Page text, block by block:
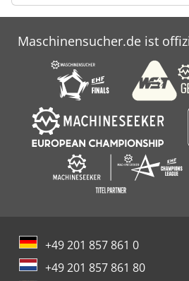
Maschinensucher.de ist
+49 201 857 861 0
+49 201 857 861 80